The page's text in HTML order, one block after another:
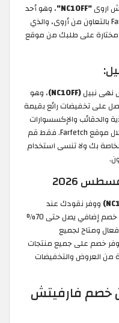
اروى"NC10FF"
، وهو أحد
أهم كوبونات الخصم التي تقدمها Farfetch بالتعاون من أروى، والذي
منتجات مختارة على طلبك من موقع
نهى نبيل(NC10FF)
، وهو
على تخفيضات رائع بقيمة
والحقائب والإكسسوارات
المختلفة للرجال والنساء والأطفال من خلال موقع Farfetch. فقط قم
بك ولا تنسى استخدام
2026
ووفر نقودك عند
التسوق من موقع Farfetch واحصل على خصم إضافي يصل حتى 70%
ومتاح لجميع
خصم على جميع منتجات
من العروض والتخفيضات
خصم فارفيتش